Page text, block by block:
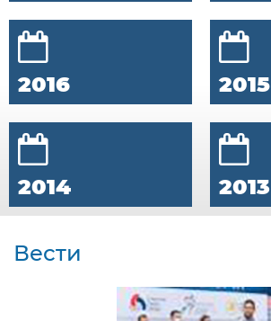
2016 2015
2014 2013
Вести